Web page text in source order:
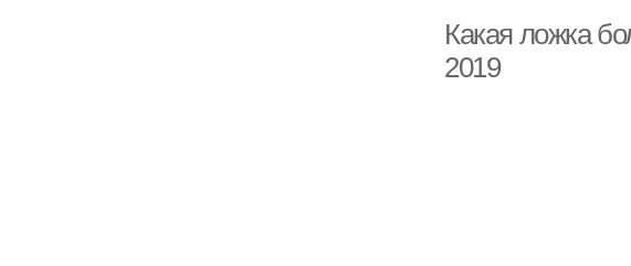
Какая ложка
2019